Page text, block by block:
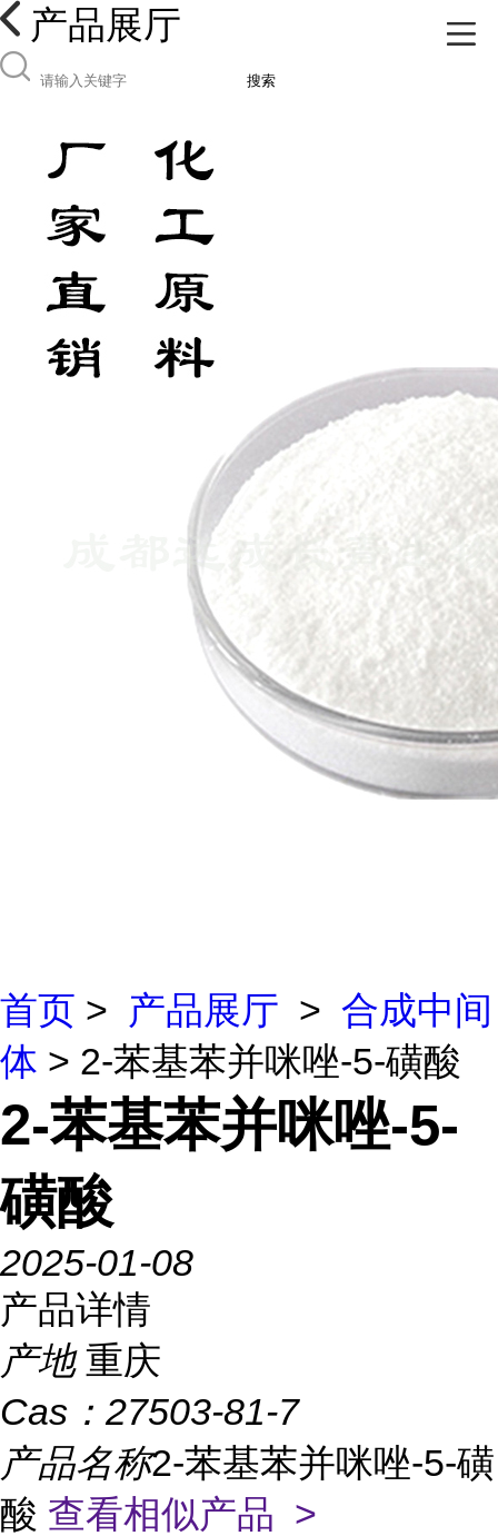
产品展厅
搜索
首页 > 产品展厅 > 合成中间
体 > 2-苯基苯并咪唑-5-磺酸
2-苯基苯并咪唑-5-
磺酸
2025-01-08
产品详情
产地 重庆
Cas： 27503-81-7
产品名称2-苯基苯并咪唑-5-磺
酸 查看相似产品 >